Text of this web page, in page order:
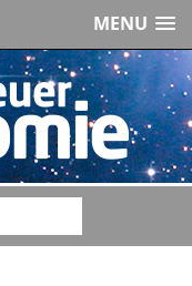
MENU